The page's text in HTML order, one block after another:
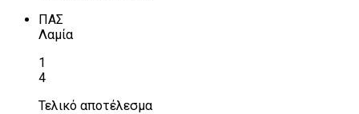
ΠΑΣ
Λαμία
1
4
Τελικό αποτέλεσμα